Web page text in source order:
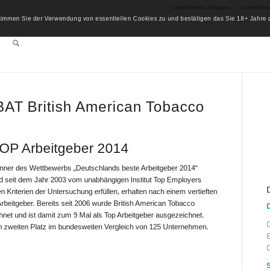
Liquid-
British American Tobacco
Arbeitgeber 2014
des Wettbewerbs „Deutschlands beste Arbeitgeber 2014“
seit dem Jahr 2003 vom unabhängigen Institut Top Employers
Kriterien der Untersuchung erfüllen, erhalten nach einem vertieften
Bereits seit 2006 wurde British American Tobacco
und ist damit zum 9 Mal als Top Arbeitgeber ausgezeichnet.
Platz im bundesweiten Vergleich von 125 Unternehmen.
Sie der Verwendung von essentiellen Cookies zu und bestätigen das Sie 18+ Jahre